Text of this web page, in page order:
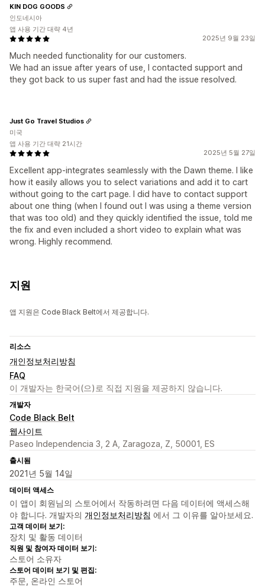
2025년 9월 23일
Much needed functionality for our customers.
We had an issue after years of use, I contacted support and
they got back to us super fast and had the issue resolved.
KIN DOG GOODS
인도네시아
앱 사용 기간 대략 4년
2025년 5월 27일
Excellent app-integrates seamlessly with the Dawn theme. I like
how it easily allows you to select variations and add it to cart
without going to the cart page. I did have to contact support
about one thing (when I found out I was using a theme version
that was too old) and they quickly identified the issue, told me
the fix and even included a short video to explain what was
wrong. Highly recommend.
Just Go Travel Studios
미국
앱 사용 기간 대략 21시간
지원
앱 지원은 Code Black Belt에서 제공합니다.
리소스
개인정보처리방침
FAQ
이 개발자는 한국어(으)로 직접 지원을 제공하지 않습니다.
개발자
Code Black Belt
웹사이트
Paseo Independencia 3, 2 A, Zaragoza, Z, 50001, ES
출시됨
2021년 5월 14일
데이터 액세스
이 앱이 회원님의 스토어에서 작동하려면 다음 데이터에 액세스해
야 합니다. 개발자의 개인정보처리방침 에서 그 이유를 알아보세요.
고객 데이터 보기:
장치 및 활동 데이터
직원 및 참여자 데이터 보기:
스토어 소유자
스토어 데이터 보기 및 편집:
주문, 온라인 스토어